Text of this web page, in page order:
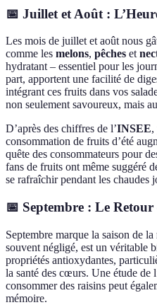
📅 Juillet et Août :
Les mois de juillet et août nous
comme les melons, pêches et
hydratant – essentiel pour les
part, apportent une facilité de
intégrant ces fruits dans vos
non seulement savoureux, mais
D’après des chiffres de l’INSEE,
consommation de fruits d’été
quête des consommateurs pour
fans de fruits ont même suggéré
se rafraîchir pendant les chaudes
📅 Septembre : Le Retour
Septembre marque la saison de la
souvent négligé, est un véritable
propriétés antioxydantes,
la santé des cœurs. Une étude de
consommer des raisins peut
mémoire.